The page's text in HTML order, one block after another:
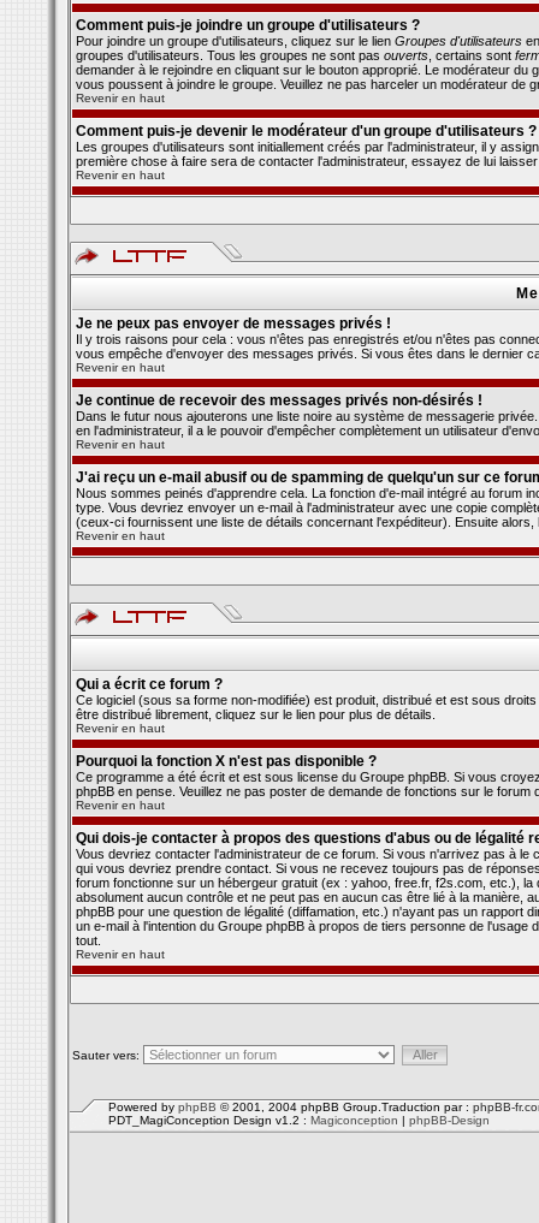
Comment puis-je joindre un groupe d'utilisateurs ?
Pour joindre un groupe d'utilisateurs, cliquez sur le lien Groupes d'utilisateurs
groupes d'utilisateurs. Tous les groupes ne sont pas ouverts , certains sont
demander à le rejoindre en cliquant sur le bouton approprié. Le modérateur
vous poussent à joindre le groupe. Veuillez ne pas harceler un modérateur de
Revenir en haut
Comment puis-je devenir le modérateur d'un groupe d'utilisateurs ?
Les groupes d'utilisateurs sont initiallement créés par l'administrateur, il y
première chose à faire sera de contacter l'administrateur, essayez de lui
Revenir en haut
Je ne peux pas envoyer de messages privés !
Il y trois raisons pour cela : vous n'êtes pas enregistrés et/ou n'êtes pas
vous empêche d'envoyer des messages privés. Si vous êtes dans le dernier
Revenir en haut
Je continue de recevoir des messages privés non-désirés !
Dans le futur nous ajouterons une liste noire au système de messagerie
en l'administrateur, il a le pouvoir d'empêcher complètement un utilisateur
Revenir en haut
J'ai reçu un e-mail abusif ou de spamming de quelqu'un sur ce
Nous sommes peinés d'apprendre cela. La fonction d'e-mail intégré au forum
type. Vous devriez envoyer un e-mail à l'administrateur avec une copie
(ceux-ci fournissent une liste de détails concernant l'expéditeur). Ensuite
Revenir en haut
Qui a écrit ce forum ?
Ce logiciel (sous sa forme non-modifiée) est produit, distribué et est sous
être distribué librement, cliquez sur le lien pour plus de détails.
Revenir en haut
Pourquoi la fonction X n'est pas disponible ?
Ce programme a été écrit et est sous license du Groupe phpBB. Si vous
phpBB en pense. Veuillez ne pas poster de demande de fonctions sur le
Revenir en haut
Qui dois-je contacter à propos des questions d'abus ou de légalité
Vous devriez contacter l'administrateur de ce forum. Si vous n'arrivez pas à
qui vous devriez prendre contact. Si vous ne recevez toujours pas de
forum fonctionne sur un hébergeur gratuit (ex : yahoo, free.fr, f2s.com, etc.),
absolument aucun contrôle et ne peut pas en aucun cas être lié à la manière,
phpBB pour une question de légalité (diffamation, etc.) n'ayant pas un rapport
un e-mail à l'intention du Groupe phpBB à propos de tiers personne de
tout.
Revenir en haut
Sauter vers:
Powered by phpBB © 2001, 2004 phpBB Group.Traduction par : phpBB-
PDT_MagiConception Design v1.2 : Magiconception | phpBB-Design